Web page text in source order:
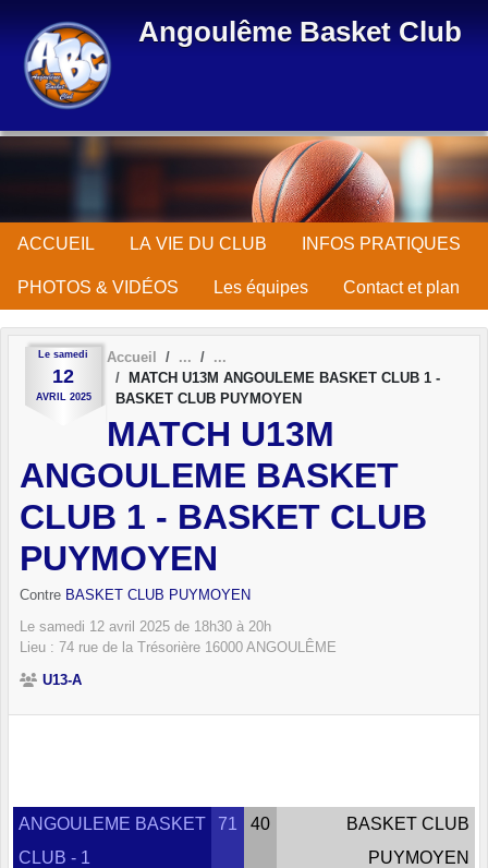
Angoulême Basket Club
ACCUEIL LA VIE DU CLUB INFOS PRATIQUES
PHOTOS & VIDÉOS Les équipes Contact et plan
Le samedi
12
AVRIL 2025
Accueil
MATCH U13M ANGOULEME BASKET CLUB 1 -
BASKET CLUB PUYMOYEN
MATCH U13M
ANGOULEME BASKET
CLUB 1 - BASKET CLUB
PUYMOYEN
Contre BASKET CLUB PUYMOYEN
Le samedi 12 avril 2025 de 18h30 à 20h
Lieu : 74 rue de la Trésorière 16000 ANGOULÊME
U13-A
ANGOULEME BASKET
CLUB - 1
71 40
BASKET CLUB
PUYMOYEN